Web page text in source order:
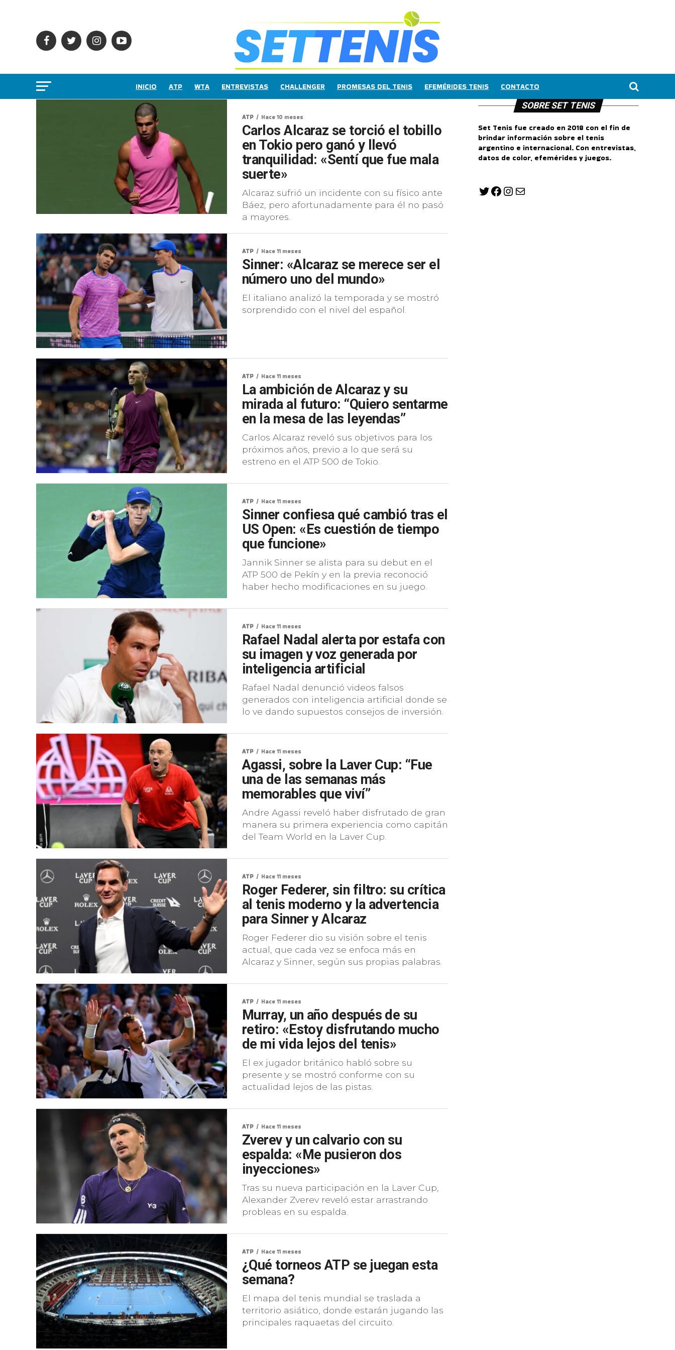
INICIO ATP WTA ENTREVISTAS CHALLENGER PROMESAS DEL TENIS EFEMÉRIDES TENIS CONTACTO
ATP Hace 10 meses
Carlos Alcaraz se torció el tobillo
en Tokio pero ganó y llevó
tranquilidad: «Sentí que fue mala
suerte»
Alcaraz sufrió un incidente con su físico ante
Báez, pero afortunadamente para él no pasó
a mayores.
ATP Hace 11 meses
Sinner: «Alcaraz se merece ser el
número uno del mundo»
El italiano analizó la temporada y se mostró
sorprendido con el nivel del español.
ATP Hace 11 meses
La ambición de Alcaraz y su
mirada al futuro: “Quiero sentarme
en la mesa de las leyendas”
Carlos Alcaraz reveló sus objetivos para los
próximos años, previo a lo que será su
estreno en el ATP 500 de Tokio.
ATP Hace 11 meses
Sinner confiesa qué cambió tras el
US Open: «Es cuestión de tiempo
que funcione»
Jannik Sinner se alista para su debut en el
ATP 500 de Pekín y en la previa reconoció
haber hecho modificaciones en su juego.
ATP Hace 11 meses
Rafael Nadal alerta por estafa con
su imagen y voz generada por
inteligencia artificial
Rafael Nadal denunció videos falsos
generados con inteligencia artificial donde se
lo ve dando supuestos consejos de inversión.
ATP Hace 11 meses
Agassi, sobre la Laver Cup: “Fue
una de las semanas más
memorables que viví”
Andre Agassi reveló haber disfrutado de gran
manera su primera experiencia como capitán
del Team World en la Laver Cup.
ATP Hace 11 meses
Roger Federer, sin filtro: su crítica
al tenis moderno y la advertencia
para Sinner y Alcaraz
Roger Federer dio su visión sobre el tenis
actual, que cada vez se enfoca más en
Alcaraz y Sinner, según sus propias palabras.
ATP Hace 11 meses
Murray, un año después de su
retiro: «Estoy disfrutando mucho
de mi vida lejos del tenis»
El ex jugador británico habló sobre su
presente y se mostró conforme con su
actualidad lejos de las pistas.
ATP Hace 11 meses
Zverev y un calvario con su
espalda: «Me pusieron dos
inyecciones»
Tras su nueva participación en la Laver Cup,
Alexander Zverev reveló estar arrastrando
probleas en su espalda.
ATP Hace 11 meses
¿Qué torneos ATP se juegan esta
semana?
El mapa del tenis mundial se traslada a
territorio asiático, donde estarán jugando las
principales raquaetas del circuito.
SOBRE SET TENIS
Set Tenis fue creado en 2018 con el fin de
brindar información sobre el tenis
argentino e internacional. Con entrevistas,
datos de color, efemérides y juegos.
Twitter
Facebook
Instagram
Correo electrónico